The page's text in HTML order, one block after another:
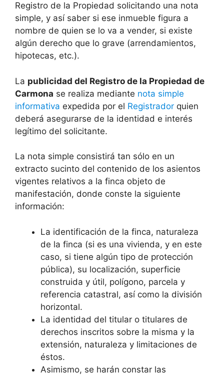
Registro de la Propiedad solicitando una nota
simple, y así saber si ese inmueble figura a
nombre de quien se lo va a vender, si existe
algún derecho que lo grave (arrendamientos,
hipotecas, etc.).
La publicidad del Registro de la Propiedad de
Carmona se realiza mediante nota simple
informativa expedida por el Registrador quien
deberá asegurarse de la identidad e interés
legítimo del solicitante.
La nota simple consistirá tan sólo en un
extracto sucinto del contenido de los asientos
vigentes relativos a la finca objeto de
manifestación, donde conste la siguiente
información:
La identificación de la finca, naturaleza
de la finca (si es una vivienda, y en este
caso, si tiene algún tipo de protección
pública), su localización, superficie
construida y útil, polígono, parcela y
referencia catastral, así como la división
horizontal.
La identidad del titular o titulares de
derechos inscritos sobre la misma y la
extensión, naturaleza y limitaciones de
éstos.
Asimismo, se harán constar las